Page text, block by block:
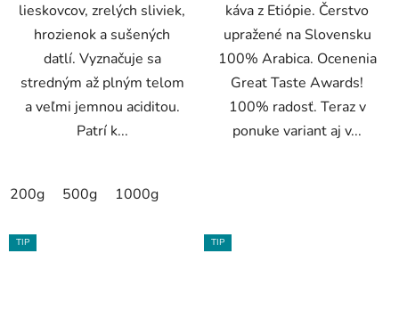
lieskovcov, zrelých sliviek,
hrozienok a sušených
datlí. Vyznačuje sa
stredným až plným telom
a veľmi jemnou aciditou.
Patrí k...
200g 500g 1000g
káva z Etiópie. Čerstvo
upražené na Slovensku
100% Arabica. Ocenenia
Great Taste Awards!
100% radosť. Teraz v
ponuke variant aj v...
TIP TIP